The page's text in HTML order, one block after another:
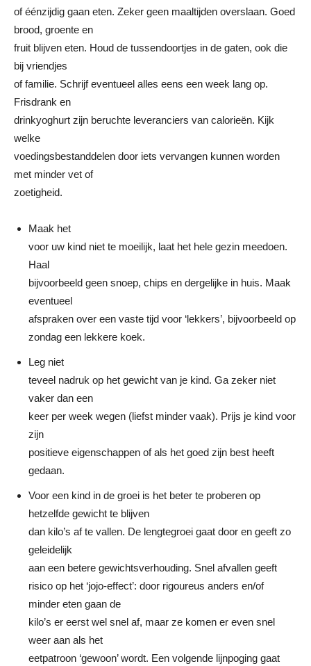
of éénzijdig gaan eten. Zeker geen maaltijden overslaan. Goed
brood, groente en
fruit blijven eten. Houd de tussendoortjes in de gaten, ook die
bij vriendjes
of familie. Schrijf eventueel alles eens een week lang op.
Frisdrank en
drinkyoghurt zijn beruchte leveranciers van calorieën. Kijk
welke
voedingsbestanddelen door iets vervangen kunnen worden
met minder vet of
zoetigheid.
Maak het
voor uw kind niet te moeilijk, laat het hele gezin meedoen.
Haal
bijvoorbeeld geen snoep, chips en dergelijke in huis. Maak
eventueel
afspraken over een vaste tijd voor ‘lekkers’, bijvoorbeeld op
zondag een lekkere koek.
Leg niet
teveel nadruk op het gewicht van je kind. Ga zeker niet
vaker dan een
keer per week wegen (liefst minder vaak). Prijs je kind voor
zijn
positieve eigenschappen of als het goed zijn best heeft
gedaan.
Voor een kind in de groei is het beter te proberen op
hetzelfde gewicht te blijven
dan kilo’s af te vallen. De lengtegroei gaat door en geeft zo
geleidelijk
aan een betere gewichtsverhouding. Snel afvallen geeft
risico op het ‘jojo-effect’: door rigoureus anders en/of
minder eten gaan de
kilo’s er eerst wel snel af, maar ze komen er even snel
weer aan als het
eetpatroon ‘gewoon’ wordt. Een volgende lijnpoging gaat